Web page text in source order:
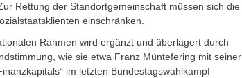
Rettung der Standortgemeinschaft müssen sich die
einschränken.
Rahmen wird ergänzt und überlagert durch
wie sie etwa Franz Müntefering mit seiner
im letzten Bundestagswahlkampf